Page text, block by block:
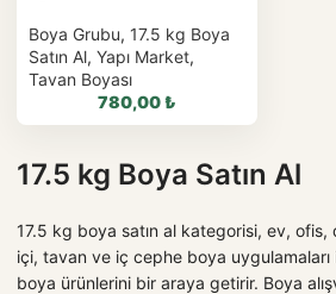
Boya Grubu, 17.5 kg Boya
Satın Al, Yapı Market,
Tavan Boyası
780,00₺
WhatsApp ile
Sipariş
17.5 kg Boya Satın Al
17.5 kg boya satın al kategorisi, ev,
içi, tavan ve iç cephe boya uygulamaları
boya ürünlerini bir araya getirir. Boya